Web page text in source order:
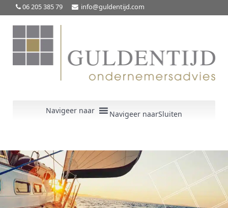
06 205 385 79 info@guldentijd.com
Navigeer naarSluiten